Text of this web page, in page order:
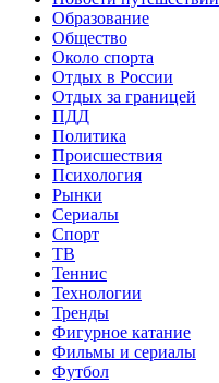
Образование
Общество
Около спорта
Отдых в России
Отдых за границей
ПДД
Политика
Происшествия
Психология
Рынки
Сериалы
Спорт
ТВ
Теннис
Технологии
Тренды
Фигурное катание
Фильмы и сериалы
Футбол